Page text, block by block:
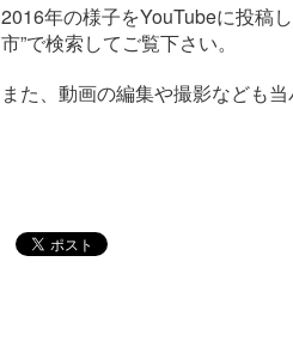
2016年の様子をYouTubeに投稿
市”で検索してご覧下さい。
また、動画の編集や撮影なども